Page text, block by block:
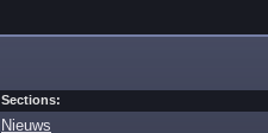
Sections:
Nieuws